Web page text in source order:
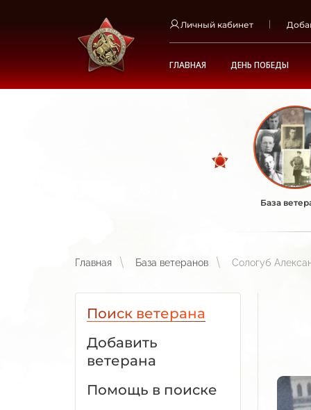
Личный кабинет
ГЛАВНАЯ ДЕНЬ ПОБЕДЫ
База
Главная База ветеранов Сологуб
Поиск ветерана
Добавить
ветерана
Помощь в поиске